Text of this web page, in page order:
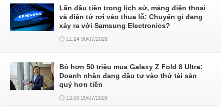
Lần đầu tiên trong lịch sử, mảng điện thoại
và điện tử rơi vào thua lỗ: Chuyện gì đang
xảy ra với Samsung Electronics?
11:24 30/07/2026
Bỏ hơn 50 triệu mua Galaxy Z Fold 8 Ultra:
Doanh nhân đang đầu tư vào thứ tài sản
quý hơn tiền
12:00 29/07/2026